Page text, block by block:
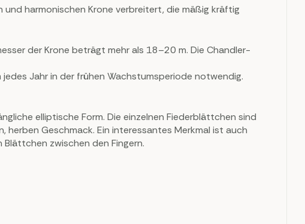
harmonischen Krone verbreitert, die mäßig kräftig
der Krone beträgt mehr als 18–20 m. Die Chandler-
Jahr in der frühen Wachstumsperiode notwendig.
elliptische Form. Die einzelnen Fiederblättchen sind
Geschmack. Ein interessantes Merkmal ist auch
zwischen den Fingern.